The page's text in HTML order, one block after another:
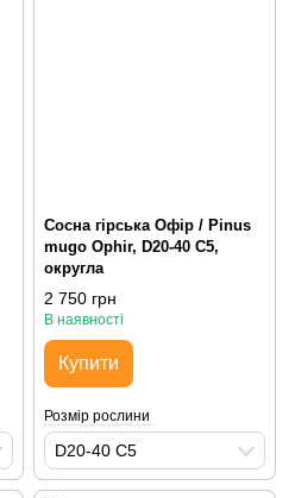
Сосна гірська Офір / Pinus
mugo Ophir, D20-40 С5,
округла
2 750 грн
В наявності
Купити
Розмір рослини
D20-40 С5